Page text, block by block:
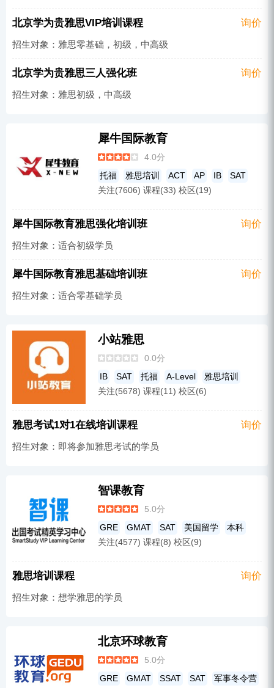
北京学为贵雅思VIP培训课程 询价
招生对象：雅思零基础，初级，中高级
北京学为贵雅思三人强化班 询价
招生对象：雅思初级，中高级
犀牛国际教育
4.0分
托福 雅思培训 ACT AP IB
SAT
关注(7606) 课程(33) 校区(19)
犀牛国际教育雅思强化培训班 询价
招生对象：适合初级学员
犀牛国际教育雅思基础培训班 询价
招生对象：适合零基础学员
小站雅思
0.0分
IB SAT 托福 A-Level
雅思培训
英语培训
成人英语 GRE
关注(5678) 课程(11) 校区(6)
雅思考试1对1在线培训课程 询价
招生对象：即将参加雅思考试的学员
智课教育
5.0分
GRE GMAT SAT 美国留学
本科
托福
雅思培训
关注(4577) 课程(8) 校区(9)
雅思培训课程 询价
招生对象：想学雅思的学员
北京环球教育
5.0分
GRE GMAT SSAT SAT
军事冬令营